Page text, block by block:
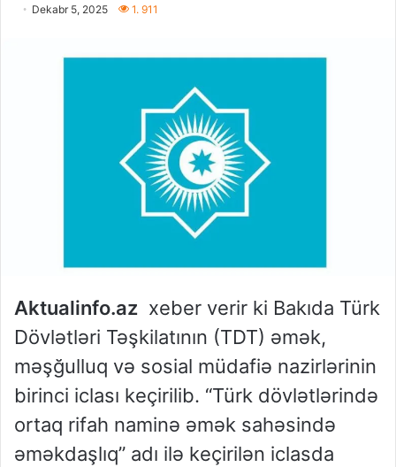
Dekabr 5, 2025 1. 911
Aktualinfo.az xeber verir ki Bakıda Türk
Dövlətləri Təşkilatının (TDT) əmək,
məşğulluq və sosial müdafiə nazirlərinin
birinci iclası keçirilib. “Türk dövlətlərində
ortaq rifah naminə əmək sahəsində
əməkdaşlıq” adı ilə keçirilən iclasda